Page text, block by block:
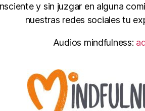
y sin juzgar en alguna
nuestras redes sociales tu
Audios mindfulness: